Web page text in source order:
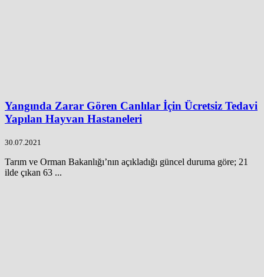
Yangında Zarar Gören Canlılar İçin Ücretsiz Tedavi
Yapılan Hayvan Hastaneleri
30.07.2021
Tarım ve Orman Bakanlığı’nın açıkladığı güncel duruma göre; 21
ilde çıkan 63 ...